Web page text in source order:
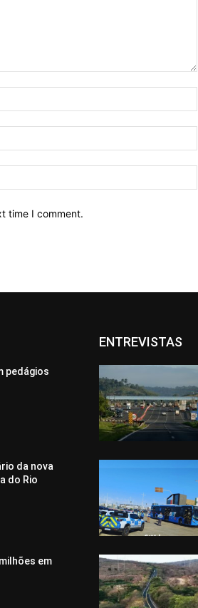
time I comment.
pedágios
da nova
do Rio
em
ENTREVISTAS